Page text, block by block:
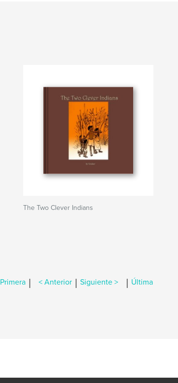
The Two Clever Indians
Primera | < Anterior | Siguiente > | Última